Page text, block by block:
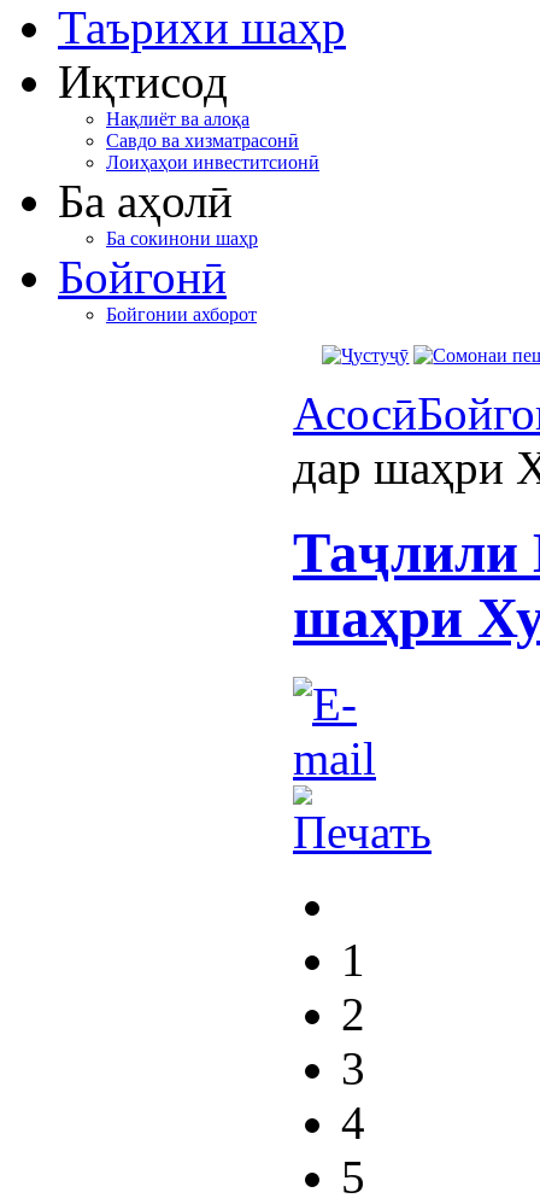
Таърихи шаҳр
Иқтисод
Нақлиёт ва алоқа
Савдо ва хизматрасонӣ
Лоиҳаҳои инвеститсионӣ
Ба аҳолӣ
Ба сокинони шаҳр
Бойгонӣ
Бойгонии ахборот
Асосӣ
дар шаҳри
Таҷлили
шаҳри
1
2
3
4
5